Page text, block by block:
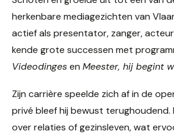
herkenbare mediagezichten van
actief als presentator, zanger,
kende grote successen met
Videodingesen Meester, hij begint
Zijn carrière speelde zich af in de
privé bleef hij bewust terughoudend.
over relaties of gezinsleven, wat